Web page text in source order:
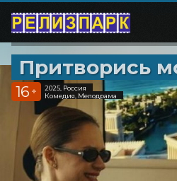
Притворись
16 +
2025, Россия
Комедия, Мелодрама